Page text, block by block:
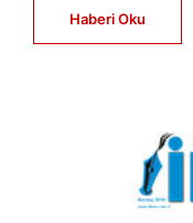
Haberi Oku